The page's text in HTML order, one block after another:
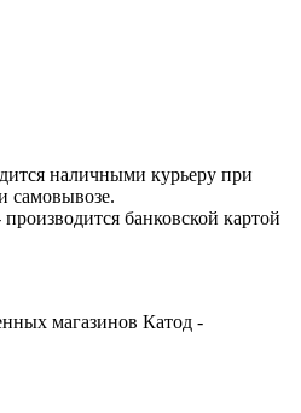
наличными курьеру при
самовывозе.
банковской картой
магазинов Катод -